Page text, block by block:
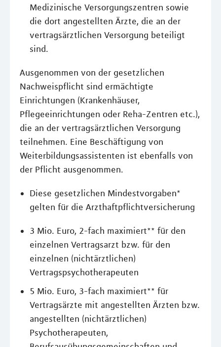
Medizinische Versorgungszentren sowie
die dort angestellten Ärzte, die an der
vertragsärztlichen Versorgung beteiligt
sind.
Ausgenommen von der gesetzlichen
Nachweispflicht sind ermächtigte
Einrichtungen (Krankenhäuser,
Pflegeeinrichtungen oder Reha-Zentren etc.),
die an der vertragsärztlichen Versorgung
teilnehmen. Eine Beschäftigung von
Weiterbildungsassistenten ist ebenfalls von
der Pflicht ausgenommen.
Diese gesetzlichen Mindestvorgaben*
gelten für die Arzthaftpflichtversicherung
3 Mio. Euro, 2-fach maximiert** für den
einzelnen Vertragsarzt bzw. für den
einzelnen (nichtärztlichen)
Vertragspsychotherapeuten
5 Mio. Euro, 3-fach maximiert** für
Vertragsärzte mit angestellten Ärzten bzw.
angestellten (nichtärztlichen)
Psychotherapeuten,